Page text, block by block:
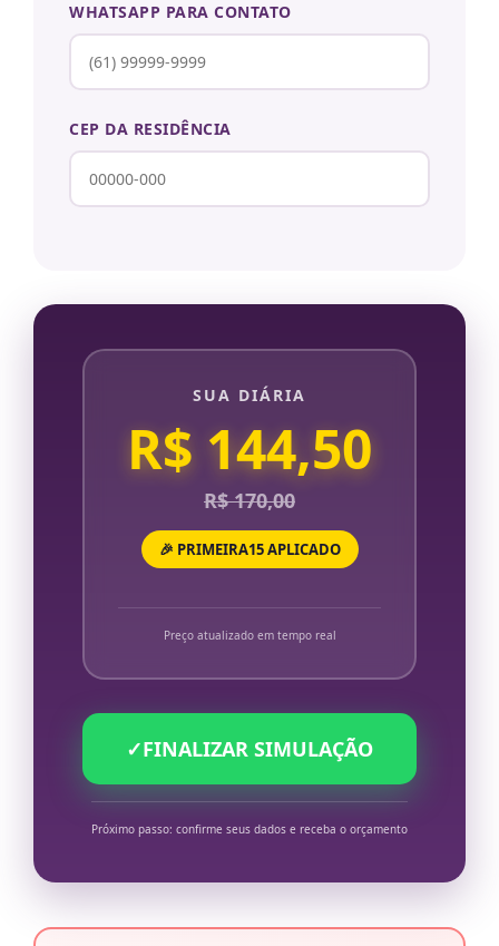
WHATSAPP PARA CONTATO
CEP DA RESIDÊNCIA
SUA DIÁRIA
R$ 144,50
R$ 170,00
🎉 PRIMEIRA15 APLICADO
Preço atualizado em tempo real
✓FINALIZAR SIMULAÇÃO
Próximo passo: confirme seus dados e receba o orçamento